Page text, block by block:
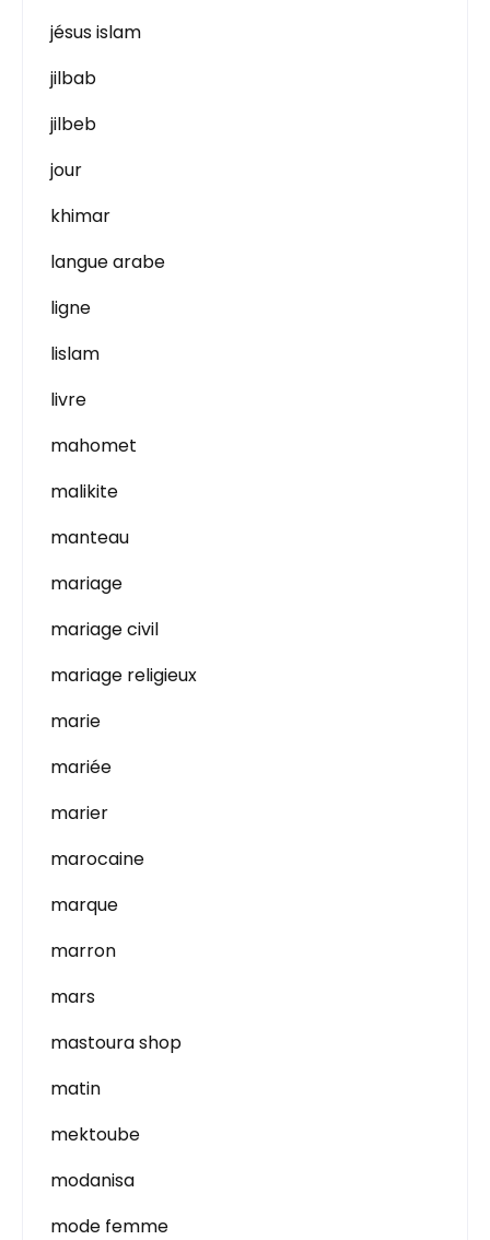
jésus islam
jilbab
jilbeb
jour
khimar
langue arabe
ligne
lislam
livre
mahomet
malikite
manteau
mariage
mariage civil
mariage religieux
marie
mariée
marier
marocaine
marque
marron
mars
mastoura shop
matin
mektoube
modanisa
mode femme